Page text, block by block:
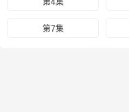
第4集
第7集